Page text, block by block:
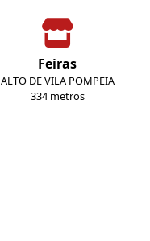
Feiras
ALTO DE VILA POMPEIA
334 metros